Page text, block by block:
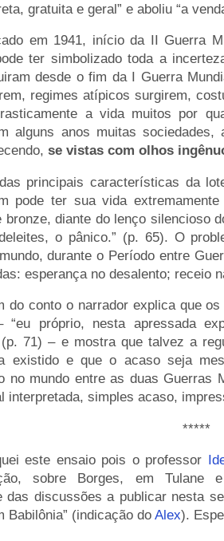
gratuita e geral” e aboliu “a
em 1941, início da II Guerra
ter simbolizado toda a
desde o fim da I Guerra
regimes atípicos surgirem,
a vida muitos por
alguns anos muitas
se vistas com olhos
principais características da
pode ter sua vida
bronze, diante do lenço silencioso
o pânico.” (p. 65). O
durante o Período entre
esperança no desalento; receio
do conto o narrador explica que
“eu próprio, nesta apressada
(p. 71) – e mostra que talvez a
existido e que o acaso seja
no mundo entre as duas Guerras
interpretada, simples acaso,
*****
este ensaio pois o professor
sobre Borges, em Tulane
das discussões a publicar nesta
Babilônia” (indicação do Alex).